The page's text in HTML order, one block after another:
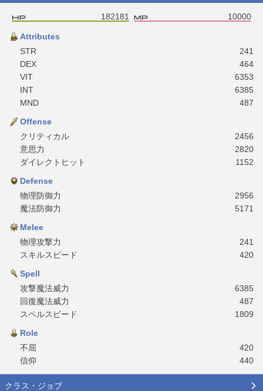
182181 10000
Attributes
STR
241
DEX
464
VIT
6353
INT
6385
MND
487
Offense
クリティカル
2456
意思力
2820
ダイレクトヒット
1152
Defense
物理防御力
2956
魔法防御力
5171
Melee
物理攻撃力
241
スキルスピード
420
Spell
攻撃魔法威力
6385
回復魔法威力
487
スペルスピード
1809
Role
不屈
420
信仰
440
クラス・ジョブ